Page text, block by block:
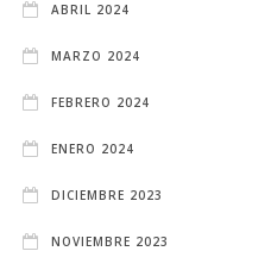
ABRIL 2024
MARZO 2024
FEBRERO 2024
ENERO 2024
DICIEMBRE 2023
NOVIEMBRE 2023